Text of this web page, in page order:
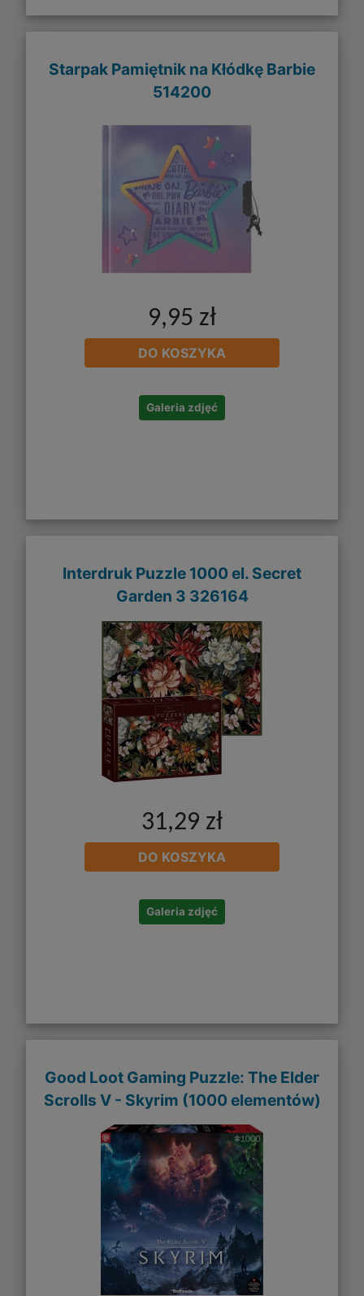
Starpak Pamiętnik na Kłódkę Barbie
514200
9,95 zł
DO KOSZYKA
Galeria zdjęć
Interdruk Puzzle 1000 el. Secret
Garden 3 326164
31,29 zł
DO KOSZYKA
Galeria zdjęć
Good Loot Gaming Puzzle: The Elder
Scrolls V - Skyrim (1000 elementów)